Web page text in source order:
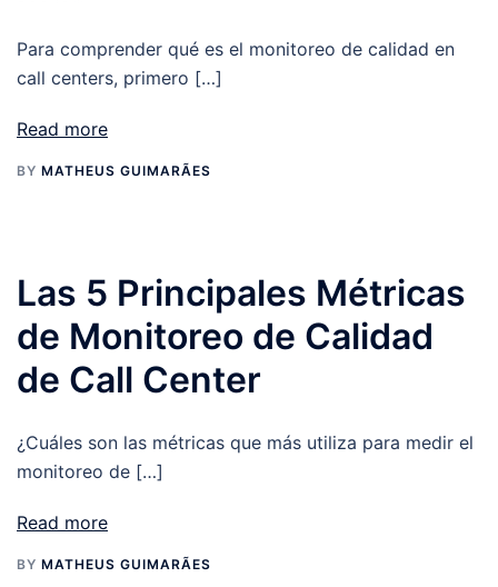
Para comprender qué es el monitoreo de calidad en
call centers, primero […]
Read more
BY MATHEUS GUIMARÃES
Las 5 Principales Métricas
de Monitoreo de Calidad
de Call Center
¿Cuáles son las métricas que más utiliza para medir el
monitoreo de […]
Read more
BY MATHEUS GUIMARÃES